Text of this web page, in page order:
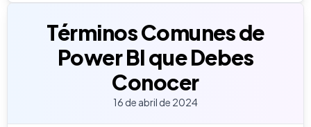
Términos Comunes de
Power BI que Debes
Conocer
16 de abril de 2024